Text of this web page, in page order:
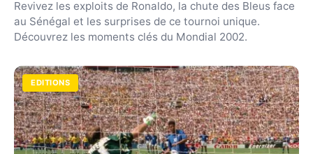
Revivez les exploits de Ronaldo, la chute des Bleus face
au Sénégal et les surprises de ce tournoi unique.
Découvrez les moments clés du Mondial 2002.
EDITIONS